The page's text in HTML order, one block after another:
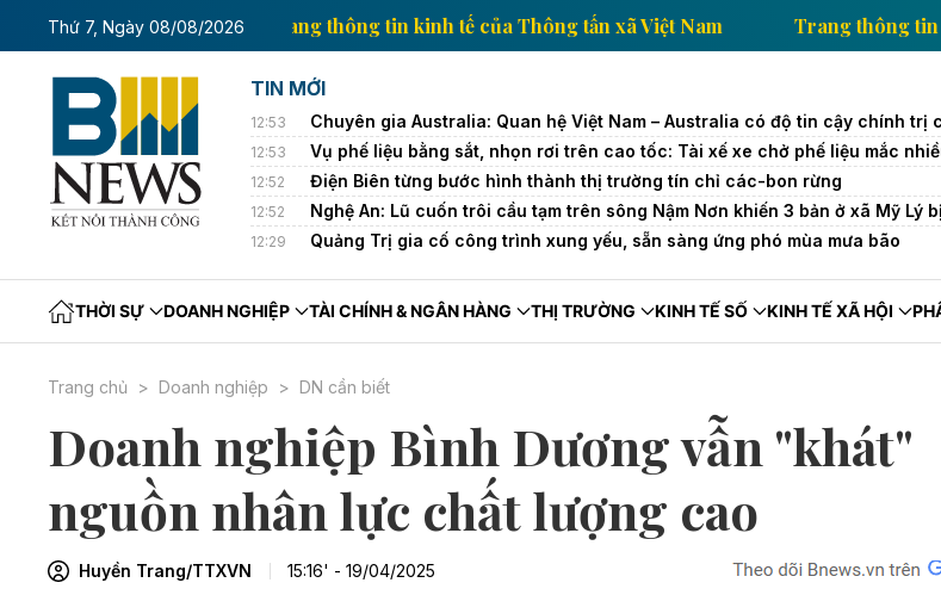
Thứ 7, Ngày 08/08/2026
tế của Thông tấn xã Việt Nam Trang thông tin kinh tế của Thông tấn xã Việt Nam
TIN MỚI
12:53 Chuyên gia Australia: Quan hệ Việt Nam – Australia có độ tin cậy chính trị
12:53 Vụ phế liệu bằng sắt, nhọn rơi trên cao tốc: Tài xế xe chở phế liệu mắc
12:52 Điện Biên từng bước hình thành thị trường tín chỉ các-bon rừng
12:52 Nghệ An: Lũ cuốn trôi cầu tạm trên sông Nậm Nơn khiến 3 bản ở xã Mỹ Lý
12:29 Quảng Trị gia cố công trình xung yếu, sẵn sàng ứng phó mùa mưa bão
THỜI SỰ DOANH NGHIỆP TÀI CHÍNH & NGÂN HÀNG THỊ TRƯỜNG KINH TẾ SỐ KINH TẾ XÃ HỘI
Trang chủ Doanh nghiệp DN cần biết
Doanh nghiệp Bình Dương vẫn "khát"
nguồn nhân lực chất lượng cao
Huyền Trang/TTXVN 15:16' - 19/04/2025